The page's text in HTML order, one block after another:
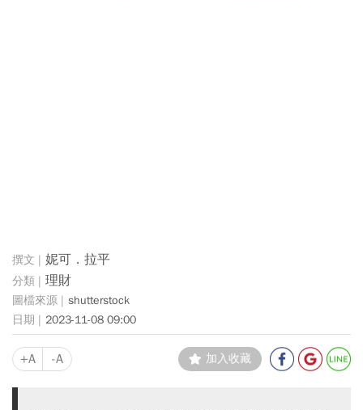
妮可．拉平
理財
shutterstock
2023-11-08 09:00
+A -A 加入收藏